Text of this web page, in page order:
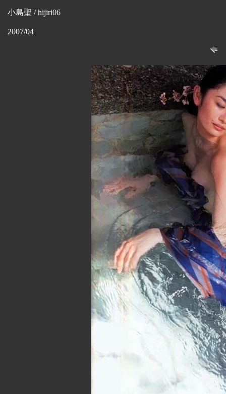
小島聖 / hijiri06
2007/04